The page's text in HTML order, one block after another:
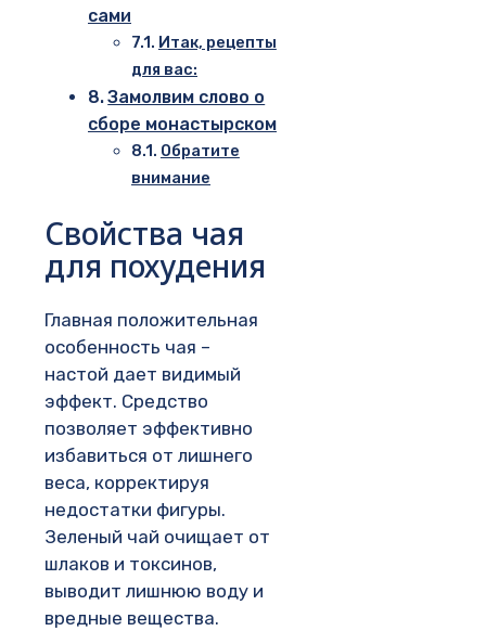
сами
Итак, рецепты
для вас:
Замолвим слово о
сборе монастырском
Обратите
внимание
Свойства чая
для похудения
Главная положительная
особенность чая –
настой дает видимый
эффект. Средство
позволяет эффективно
избавиться от лишнего
веса, корректируя
недостатки фигуры.
Зеленый чай очищает от
шлаков и токсинов,
выводит лишнюю воду и
вредные вещества.